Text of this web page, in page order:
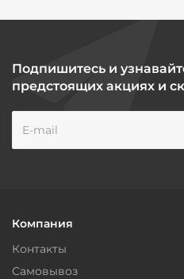
Подпишитесь и
предстоящих акциях и
Компания
Контакты
Самовывоз